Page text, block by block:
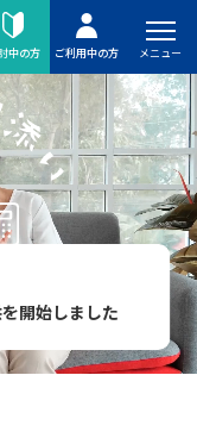
中の方 ご利用中の方 メニュー
開始しました